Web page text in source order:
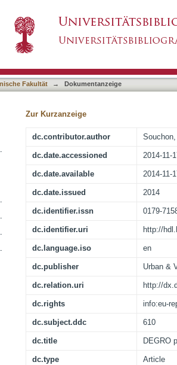
Fakultät → Dokumentanzeige
Zur Kurzanzeige
dc.contributor.author
dc.date.accessioned 2014-11-
dc.date.available 2014-11-
dc.date.issued 2014
dc.identifier.issn 0179-
dc.identifier.uri http://
dc.language.iso en
dc.publisher Urban &
dc.relation.uri http://
dc.rights info:eu-
dc.subject.ddc 610
dc.title DEGRO
dc.type Article